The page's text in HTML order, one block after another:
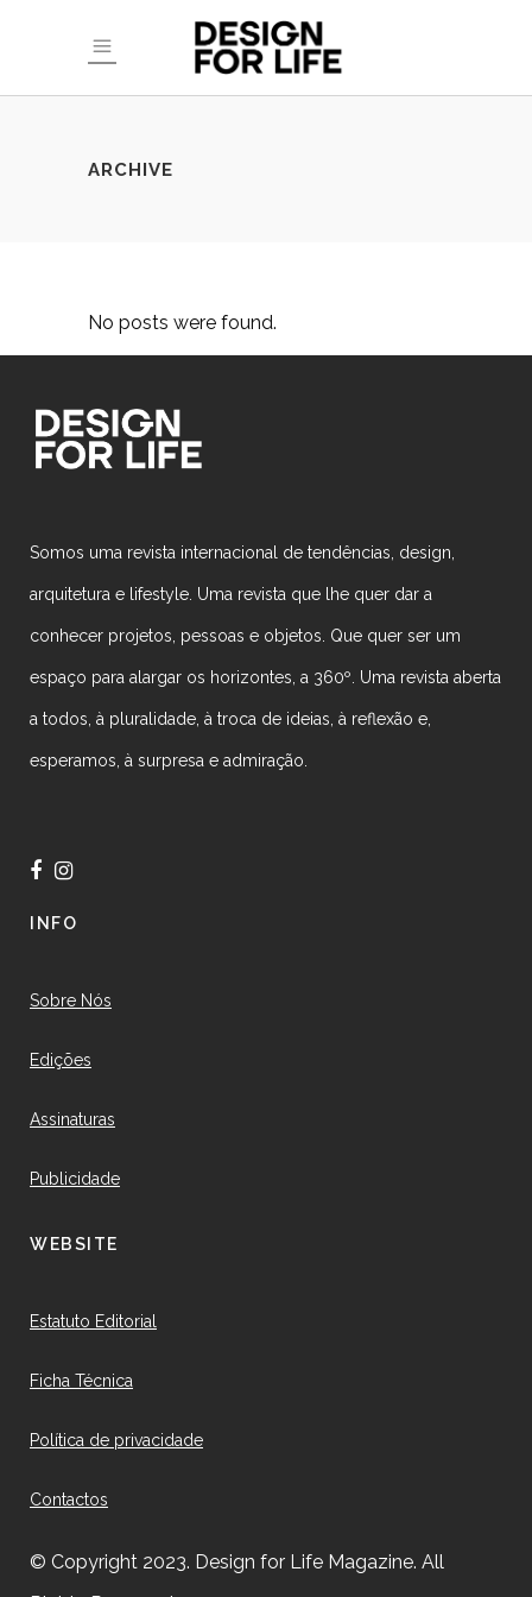
ARCHIVE
No posts were found.
Somos uma revista internacional de tendências, design,
arquitetura e lifestyle. Uma revista que lhe quer dar a
conhecer projetos, pessoas e objetos. Que quer ser um
espaço para alargar os horizontes, a 360º. Uma revista aberta
a todos, à pluralidade, à troca de ideias, à reflexão e,
esperamos, à surpresa e admiração.
INFO
Sobre Nós
Edições
Assinaturas
Publicidade
WEBSITE
Estatuto Editorial
Ficha Técnica
Política de privacidade
Contactos
© Copyright 2023. Design for Life Magazine. All